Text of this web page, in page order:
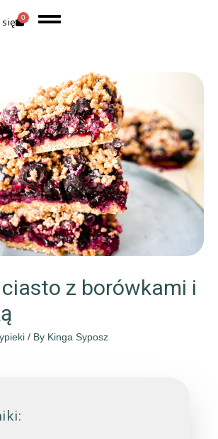
0
z borówkami i
/ By Kinga Syposz